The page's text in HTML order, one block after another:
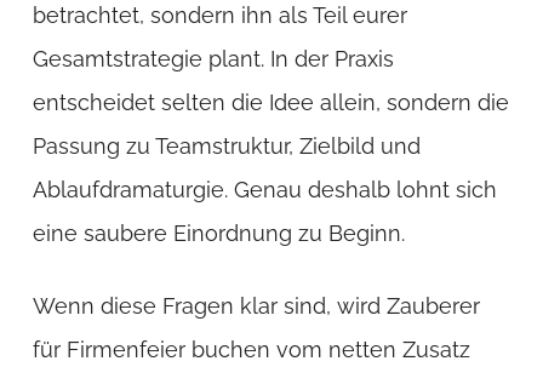
betrachtet, sondern ihn als Teil eurer
Gesamtstrategie plant. In der Praxis
entscheidet selten die Idee allein, sondern die
Passung zu Teamstruktur, Zielbild und
Ablaufdramaturgie. Genau deshalb lohnt sich
eine saubere Einordnung zu Beginn.
Wenn diese Fragen klar sind, wird Zauberer
für Firmenfeier buchen vom netten Zusatz